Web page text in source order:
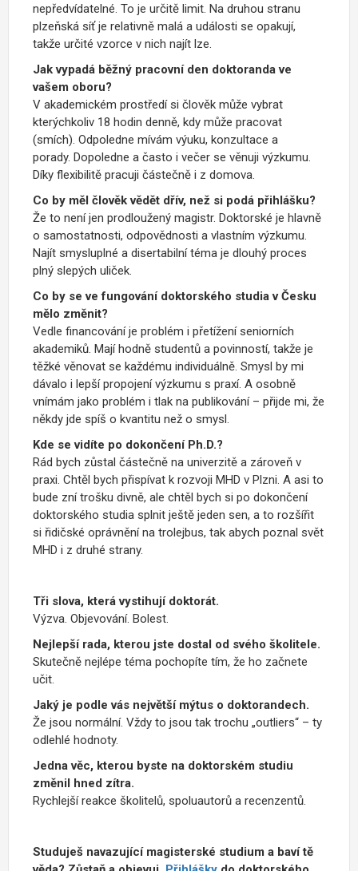
nepředvídatelné. To je určitě limit. Na druhou stranu
plzeňská síť je relativně malá a události se opakují,
takže určité vzorce v nich najít lze.
Jak vypadá běžný pracovní den doktoranda ve
vašem oboru?
V akademickém prostředí si člověk může vybrat
kterýchkoliv 18 hodin denně, kdy může pracovat
(smích). Odpoledne mívám výuku, konzultace a
porady. Dopoledne a často i večer se věnuji výzkumu.
Díky flexibilitě pracuji částečně i z domova.
Co by měl člověk vědět dřív, než si podá přihlášku?
Že to není jen prodloužený magistr. Doktorské je hlavně
o samostatnosti, odpovědnosti a vlastním výzkumu.
Najít smysluplné a disertabilní téma je dlouhý proces
plný slepých uliček.
Co by se ve fungování doktorského studia v Česku
mělo změnit?
Vedle financování je problém i přetížení seniorních
akademiků. Mají hodně studentů a povinností, takže je
těžké věnovat se každému individuálně. Smysl by mi
dávalo i lepší propojení výzkumu s praxí. A osobně
vnímám jako problém i tlak na publikování – přijde mi, že
někdy jde spíš o kvantitu než o smysl.
Kde se vidíte po dokončení Ph.D.?
Rád bych zůstal částečně na univerzitě a zároveň v
praxi. Chtěl bych přispívat k rozvoji MHD v Plzni. A asi to
bude zní trošku divně, ale chtěl bych si po dokončení
doktorského studia splnit ještě jeden sen, a to rozšířit
si řidičské oprávnění na trolejbus, tak abych poznal svět
MHD i z druhé strany.
Tři slova, která vystihují doktorát.
Výzva. Objevování. Bolest.
Nejlepší rada, kterou jste dostal od svého školitele.
Skutečně nejlépe téma pochopíte tím, že ho začnete
učit.
Jaký je podle vás největší mýtus o doktorandech.
Že jsou normální. Vždy to jsou tak trochu „outliers“ – ty
odlehlé hodnoty.
Jedna věc, kterou byste na doktorském studiu
změnil hned zítra.
Rychlejší reakce školitelů, spoluautorů a recenzentů.
Studuješ navazující magisterské studium a baví tě